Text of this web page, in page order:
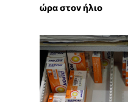
ώρα στον ήλιο